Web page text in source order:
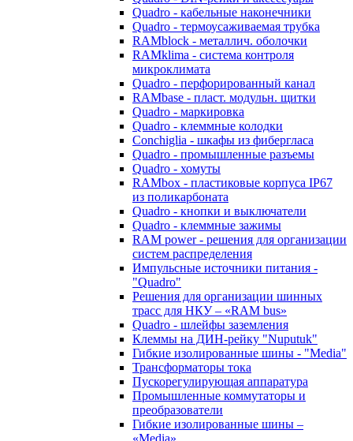
Quadro - кабельные наконечники
Quadro - термоусаживаемая трубка
RAMblock - металлич. оболочки
RAMklima - система контроля
микроклимата
Quadro - перфорированный канал
RAMbase - пласт. модульн. щитки
Quadro - маркировка
Quadro - клеммные колодки
Conchiglia - шкафы из фибергласа
Quadro - промышленные разъемы
Quadro - хомуты
RAMbox - пластиковые корпуса IP67
из поликарбоната
Quadro - кнопки и выключатели
Quadro - клеммные зажимы
RAM power - решения для организации
систем распределения
Импульсные источники питания -
"Quadro"
Решения для организации шинных
трасс для НКУ – «RAM bus»
Quadro - шлейфы заземления
Клеммы на ДИН-рейку "Nuputuk"
Гибкие изолированные шины - "Media"
Трансформаторы тока
Пускорегулирующая аппаратура
Промышленные коммутаторы и
преобразователи
Гибкие изолированные шины –
«Media»